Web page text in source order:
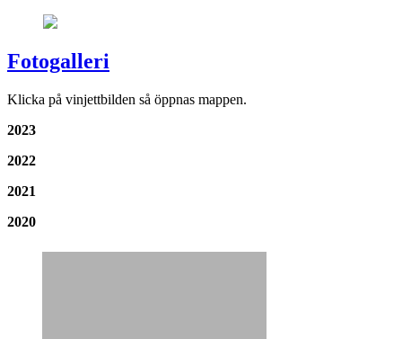
Fotogalleri
Klicka på vinjettbilden så öppnas mappen.
2023
2022
2021
2020